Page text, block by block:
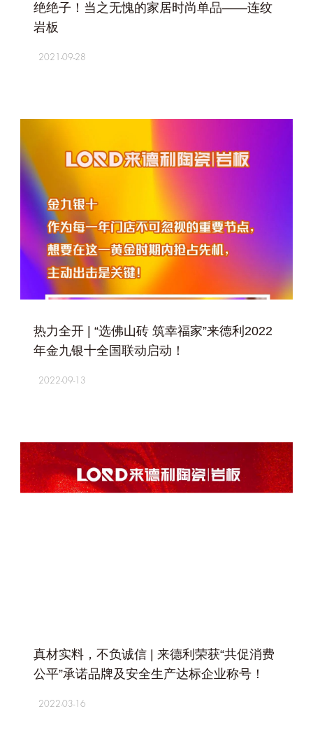
绝绝子！当之无愧的家居时尚单品——连纹
岩板
2021-09-28
热力全开 | “选佛山砖 筑幸福家”来德利2022
年金九银十全国联动启动！
2022-09-13
真材实料，不负诚信 | 来德利荣获“共促消费
公平”承诺品牌及安全生产达标企业称号！
2022-03-16